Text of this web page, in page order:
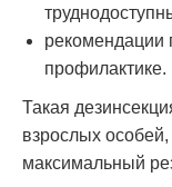
рекомендации
профилактике.
Такая
взрослых
максимальный